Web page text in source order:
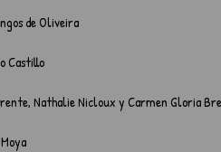
de Oliveira
Castillo
Nathalie Nicloux y Carmen Gloria